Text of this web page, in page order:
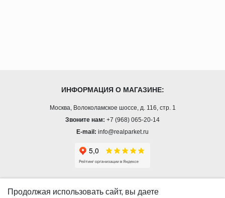
ИНФОРМАЦИЯ О МАГАЗИНЕ:
Москва, Волоколамское шоссе, д. 116, стр. 1
Звоните нам: +7 (968) 065-20-14
E-mail: info@realparket.ru
Продолжая использовать сайт, вы даете